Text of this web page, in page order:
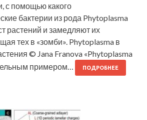
с помощью какого
бактерии из рода Phytoplasma
растений и замедляют их
тех в «зомби». Phytoplasma в
© Jana Franova «Phytoplasma
примером…
ПОДРОБНЕЕ